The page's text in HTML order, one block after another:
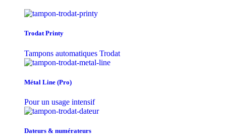
Trodat Printy
Tampons automatiques Trodat
Métal Line (Pro)
Pour un usage intensif
Dateurs & numérateurs